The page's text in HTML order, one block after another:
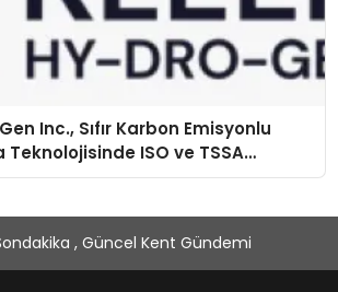
Inc., Sıfır Karbon Emisyonlu
Teknolojisinde ISO ve TSSA
Aldı
, Güncel Kent Gündemi